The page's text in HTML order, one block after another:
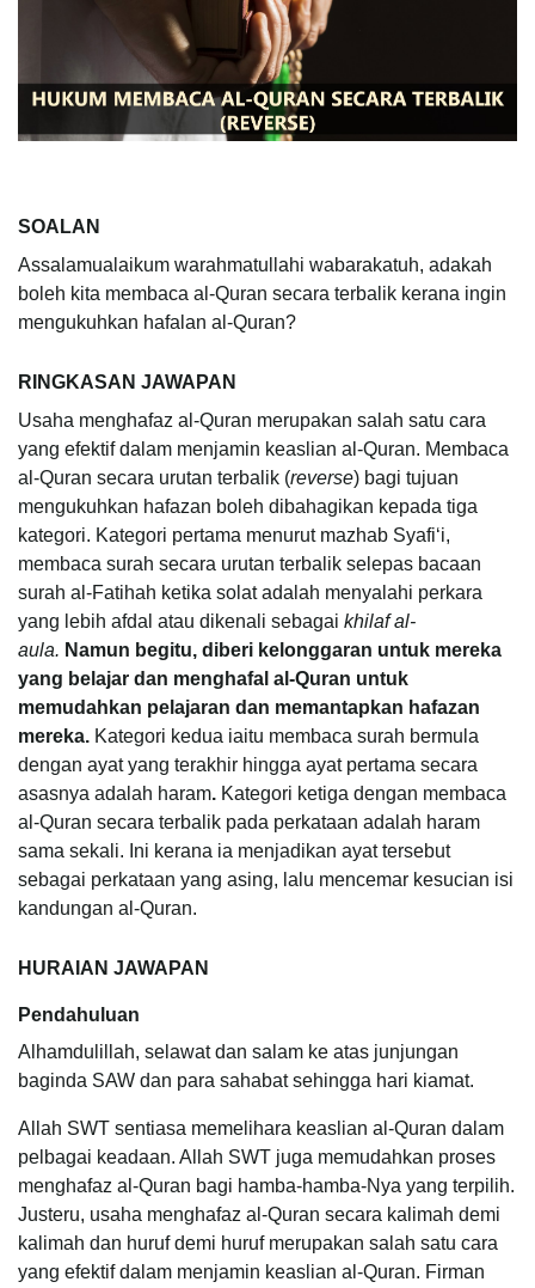
SOALAN
Assalamualaikum warahmatullahi wabarakatuh, adakah
boleh kita membaca al-Quran secara terbalik kerana ingin
mengukuhkan hafalan al-Quran?
RINGKASAN JAWAPAN
Usaha menghafaz al-Quran merupakan salah satu cara
yang efektif dalam menjamin keaslian al-Quran. Membaca
al-Quran secara urutan terbalik (reverse) bagi tujuan
mengukuhkan hafazan boleh dibahagikan kepada tiga
kategori. Kategori pertama menurut mazhab Syafi‘i,
membaca surah secara urutan terbalik selepas bacaan
surah al-Fatihah ketika solat adalah menyalahi perkara
yang lebih afdal atau dikenali sebagai khilaf al-
aula. Namun begitu, diberi kelonggaran untuk mereka
yang belajar dan menghafal al-Quran untuk
memudahkan pelajaran dan memantapkan hafazan
mereka. Kategori kedua iaitu membaca surah bermula
dengan ayat yang terakhir hingga ayat pertama secara
asasnya adalah haram. Kategori ketiga dengan membaca
al-Quran secara terbalik pada perkataan adalah haram
sama sekali. Ini kerana ia menjadikan ayat tersebut
sebagai perkataan yang asing, lalu mencemar kesucian isi
kandungan al-Quran.
HURAIAN JAWAPAN
Pendahuluan
Alhamdulillah, selawat dan salam ke atas junjungan
baginda SAW dan para sahabat sehingga hari kiamat.
Allah SWT sentiasa memelihara keaslian al-Quran dalam
pelbagai keadaan. Allah SWT juga memudahkan proses
menghafaz al-Quran bagi hamba-hamba-Nya yang terpilih.
Justeru, usaha menghafaz al-Quran secara kalimah demi
kalimah dan huruf demi huruf merupakan salah satu cara
yang efektif dalam menjamin keaslian al-Quran. Firman